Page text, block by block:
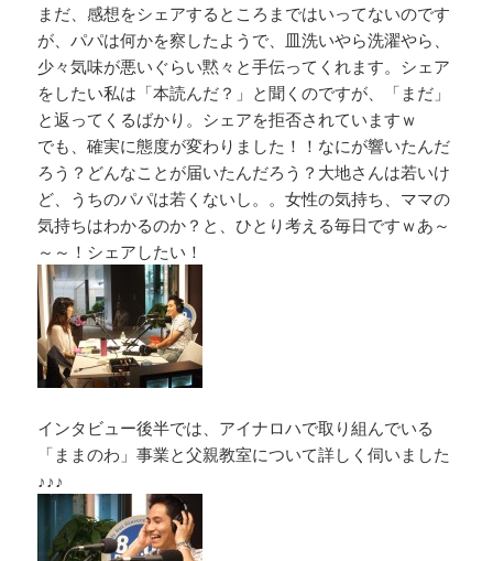
まだ、感想をシェアするところまではいってないのです
が、パパは何かを察したようで、皿洗いやら洗濯やら、
少々気味が悪いぐらい黙々と手伝ってくれます。シェア
をしたい私は「本読んだ？」と聞くのですが、「まだ」
と返ってくるばかり。シェアを拒否されていますｗ
でも、確実に態度が変わりました！！なにが響いたんだ
ろう？どんなことが届いたんだろう？大地さんは若いけ
ど、うちのパパは若くないし。。女性の気持ち、ママの
気持ちはわかるのか？と、ひとり考える毎日ですｗあ～
～～！シェアしたい！
インタビュー後半では、アイナロハで取り組んでいる
「ままのわ」事業と父親教室について詳しく伺いました
♪♪♪